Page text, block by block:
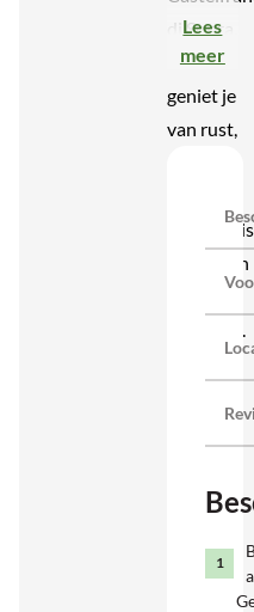
di Sopra.
Hier
geniet je
van rust,
uitzichten
Valdarno.
of een
vrienden
Lees
meer
1